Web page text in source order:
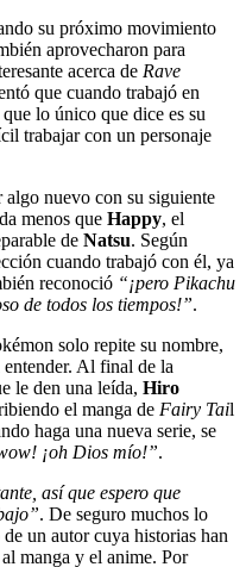
su próximo movimiento
aprovecharon para
acerca de Rave
que cuando trabajó en
que lo único que dice es su
trabajar con un personaje
nuevo con su siguiente
menos que Happy, el
de Natsu. Según
cuando trabajó con él, ya
reconoció “¡pero Pikachu
de todos los tiempos!”.
solo repite su nombre,
Al final de la
le den una leída, Hiro
el manga de Fairy Tail
haga una nueva serie, se
¡oh Dios mío!”.
así que espero que
. De seguro muchos lo
un autor cuya historias han
manga y el anime. Por